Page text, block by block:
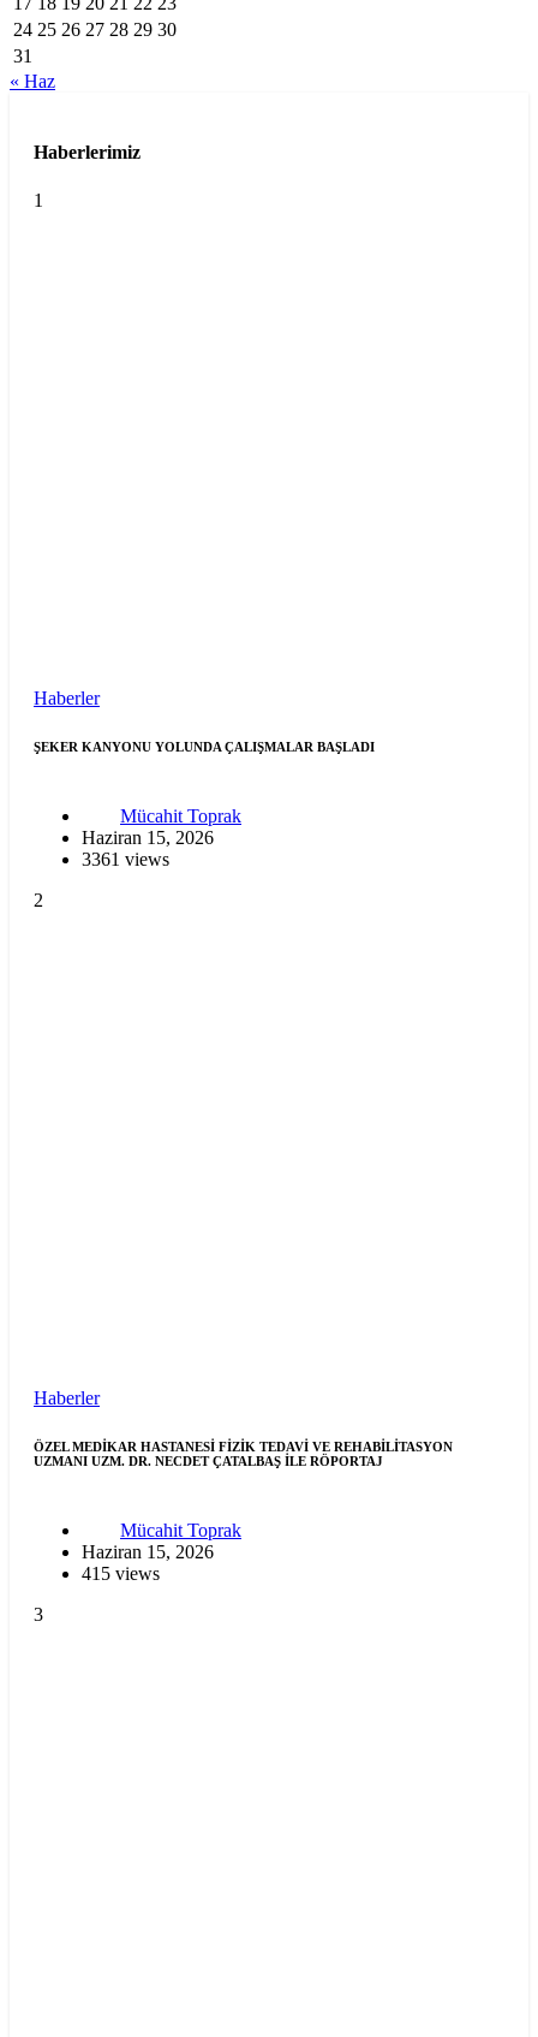
24 25 26 27 28 29 30
31
« Haz
Haberlerimiz
1
Haberler
ŞEKER KANYONU YOLUNDA ÇALIŞMALAR BAŞLADI
Mücahit Toprak
Haziran 15, 2026
3361 views
2
Haberler
ÖZEL MEDİKAR HASTANESİ FİZİK TEDAVİ VE REHABİLİTASYON
UZMANI UZM. DR. NECDET ÇATALBAŞ İLE RÖPORTAJ
Mücahit Toprak
Haziran 15, 2026
415 views
3